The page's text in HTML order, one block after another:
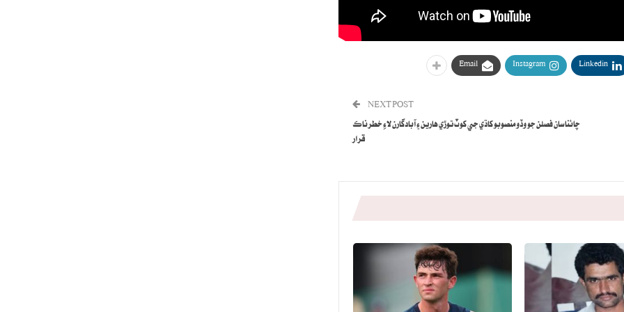
Linkedin
Instagram
Email
NEXT POST
چائنا سان فصلن جو وڏو منصوبو کاڌي جي کوٽ توڙي هارين ۽ آبادگارن لاءِ خطرناڪ
قرار